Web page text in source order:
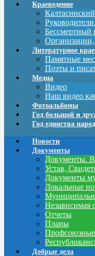
Краеведение
Бессмертный
Литературное
Памятные
Поэты и
Медиа
Видео
Наш видео
Фотоальбомы
Год большой и
Год единства
Новости
Документы
Документы.
Устав,
Документы
Локальные
Независимая
Отчеты
Планы
Добрые дела